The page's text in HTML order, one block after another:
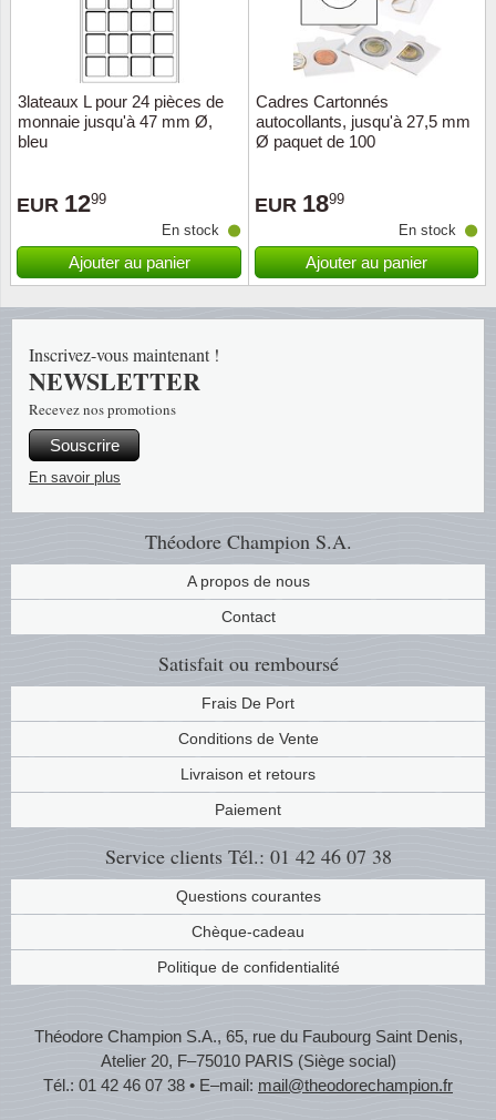
3lateaux L pour 24 pièces de
monnaie jusqu'à 47 mm Ø,
bleu
EUR 1299
En stock
Ajouter au panier
Cadres Cartonnés
autocollants, jusqu'à 27,5 mm
Ø paquet de 100
EUR 1899
En stock
Ajouter au panier
Théodore Champion S.A.
A propos de nous
Contact
Satisfait ou remboursé
Frais De Port
Conditions de Vente
Livraison et retours
Paiement
Service clients Tél.: 01 42 46 07 38
Questions courantes
Chèque-cadeau
Politique de confidentialité
Inscrivez-vous maintenant !
NEWSLETTER
Recevez nos promotions
Souscrire
En savoir plus
Théodore Champion S.A., 65, rue du Faubourg Saint Denis,
Atelier 20, F–75010 PARIS (Siège social)
Tél.: 01 42 46 07 38 • E–mail: mail@theodorechampion.fr
Sport
Turquie